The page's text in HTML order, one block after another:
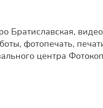
Братиславская,
фотопечать,
центра